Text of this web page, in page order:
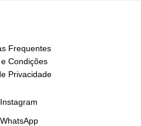
Frequentes
Condições
Privacidade
Instagram
WhatsApp